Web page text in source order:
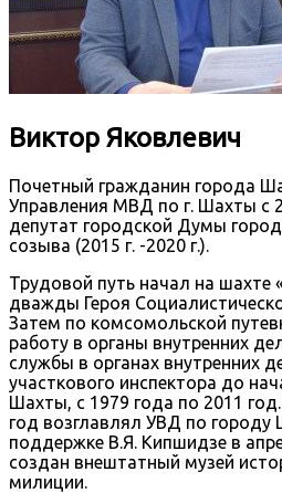
Виктор Яковлевич
Почетный гражданин города
Управления МВД по г. Шахты с
депутат городской Думы
созыва (2015 г. -2020 г.).
Трудовой путь начал на шахте
дважды Героя
Затем по комсомольской
работу в органы внутренних
службы в органах внутренних
участкового инспектора до
Шахты, с 1979 года по 2011
год возглавлял УВД по городу
поддержке В.Я. Кипшидзе в
создан внештатный музей
милиции.